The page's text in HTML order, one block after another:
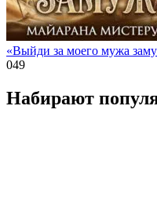
«Выйди за моего мужа
049
Набирают